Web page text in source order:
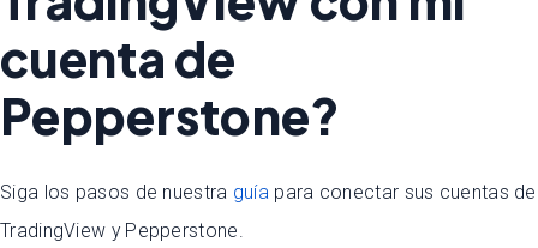
cuenta de
Pepperstone?
Siga los pasos de nuestra guía para conectar sus cuentas de
TradingView y Pepperstone.